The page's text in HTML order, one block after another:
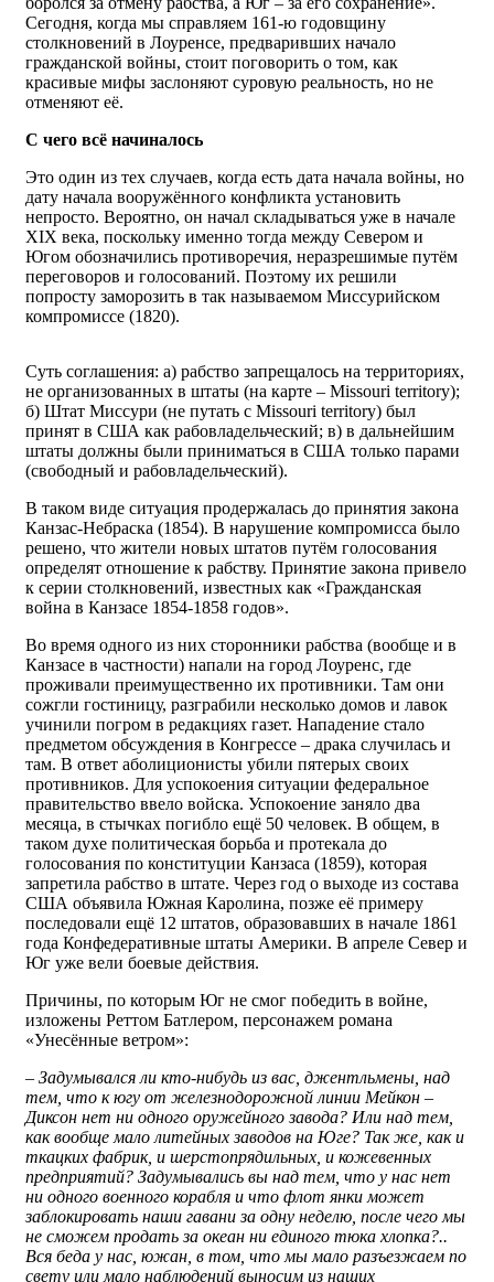
Сегодня, когда мы справляем 161-ю годовщину
столкновений в Лоуренсе, предваривших начало
гражданской войны, стоит поговорить о том, как
красивые мифы заслоняют суровую реальность, но не
отменяют её.
С чего всё начиналось
Это один из тех случаев, когда есть дата начала войны, но
дату начала вооружённого конфликта установить
непросто. Вероятно, он начал складываться уже в начале
XIX века, поскольку именно тогда между Севером и
Югом обозначились противоречия, неразрешимые путём
переговоров и голосований. Поэтому их решили
попросту заморозить в так называемом Миссурийском
компромиссе (1820).
Суть соглашения: а) рабство запрещалось на территориях,
не организованных в штаты (на карте – Missouri territory);
б) Штат Миссури (не путать с Missouri territory) был
принят в США как рабовладельческий; в) в дальнейшим
штаты должны были приниматься в США только парами
(свободный и рабовладельческий).
В таком виде ситуация продержалась до принятия закона
Канзас-Небраска (1854). В нарушение компромисса было
решено, что жители новых штатов путём голосования
определят отношение к рабству. Принятие закона привело
к серии столкновений, известных как «Гражданская
война в Канзасе 1854-1858 годов».
Во время одного из них сторонники рабства (вообще и в
Канзасе в частности) напали на город Лоуренс, где
проживали преимущественно их противники. Там они
сожгли гостиницу, разграбили несколько домов и лавок
учинили погром в редакциях газет. Нападение стало
предметом обсуждения в Конгрессе – драка случилась и
там. В ответ аболиционисты убили пятерых своих
противников. Для успокоения ситуации федеральное
правительство ввело войска. Успокоение заняло два
месяца, в стычках погибло ещё 50 человек. В общем, в
таком духе политическая борьба и протекала до
голосования по конституции Канзаса (1859), которая
запретила рабство в штате. Через год о выходе из состава
США объявила Южная Каролина, позже её примеру
последовали ещё 12 штатов, образовавших в начале 1861
года Конфедеративные штаты Америки. В апреле Север и
Юг уже вели боевые действия.
Причины, по которым Юг не смог победить в войне,
изложены Реттом Батлером, персонажем романа
«Унесённые ветром»:
– Задумывался ли кто-нибудь из вас, джентльмены, над
тем, что к югу от железнодорожной линии Мейкон –
Диксон нет ни одного оружейного завода? Или над тем,
как вообще мало литейных заводов на Юге? Так же, как и
ткацких фабрик, и шерстопрядильных, и кожевенных
предприятий? Задумывались вы над тем, что у нас нет
ни одного военного корабля и что флот янки может
заблокировать наши гавани за одну неделю, после чего мы
не сможем продать за океан ни единого тюка хлопка?..
Вся беда у нас, южан, в том, что мы мало разъезжаем по
свету или мало наблюдений выносим из наших